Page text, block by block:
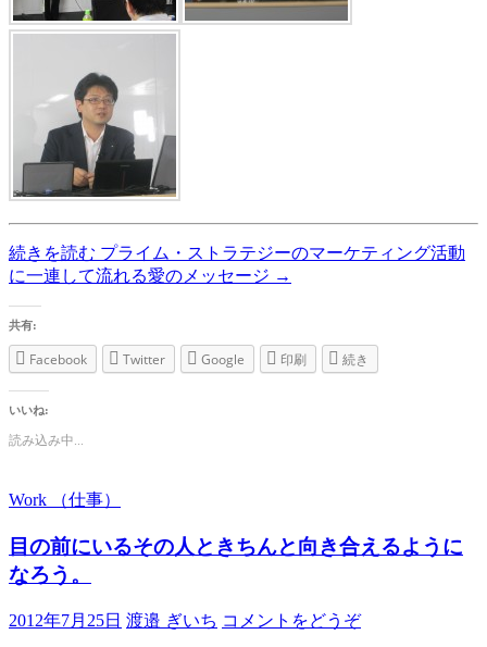
続きを読む プライム・ストラテジーのマーケティング活動
に一連して流れる愛のメッセージ →
共有:
Facebook Twitter Google 印刷 続き
いいね:
読み込み中...
Work （仕事）
目の前にいるその人ときちんと向き合えるように
なろう。
2012年7月25日 渡邉 ぎいち コメントをどうぞ